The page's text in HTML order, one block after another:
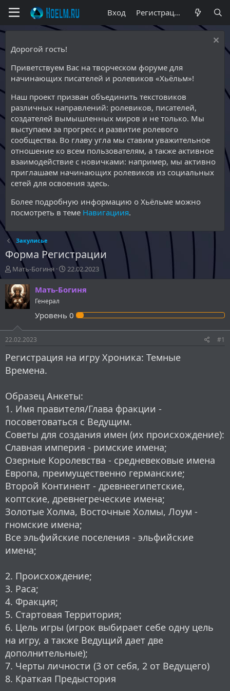
Вход Регистрация
Дорогой гость!
Приветствуем Вас на творческом форуме для
начинающих писателей и ролевиков «Хьёльм»!
Наш проект призван объединить текстовиков
различных направлений: ролевиков, писателей,
создателей вымышленных миров и не только. Мы
выступаем за прогресс и развитие ролевого
сообщества. Во главу угла мы ставим уважительное
отношение ко всем пользователям, а также активное
взаимодействие с новичками: например, мы активно
приглашаем начинающих ролевиков из социальных
сетей для освоения здесь.
Более подробную информацию о Хьёльме можно
посмотреть в теме Навигациия.
Закулисье
Форма Регистрации
А
т
о
р
м
ы
Мать-Богиня
Д
т
а
а
22.02.2023
Мать-Богиня
Генерал
Уровень 0
22.02.2023 #1
Регистрация на игру Хроника: Темные
Времена.
Образец Анкеты:
1. Имя правителя/Глава фракции -
посоветоваться с Ведущим.
Советы для создания имен (их происхождение):
Славная империя - римские имена;
Озерные Королевства - средневековые имена
Европа, преимущественно германские;
Второй Континент - древнеегипетские,
коптские, древнегреческие имена;
Золотые Холма, Восточные Холмы, Лоум -
гномские имена;
Все эльфийские поселения - эльфийские
имена;
2. Происхождение;
3. Раса;
4. Фракция;
5. Стартовая Территория;
6. Цель игры (игрок выбирает себе одну цель
на игру, а также Ведущий дает две
дополнительные);
7. Черты личности (3 от себя, 2 от Ведущего)
8. Краткая Предыстория